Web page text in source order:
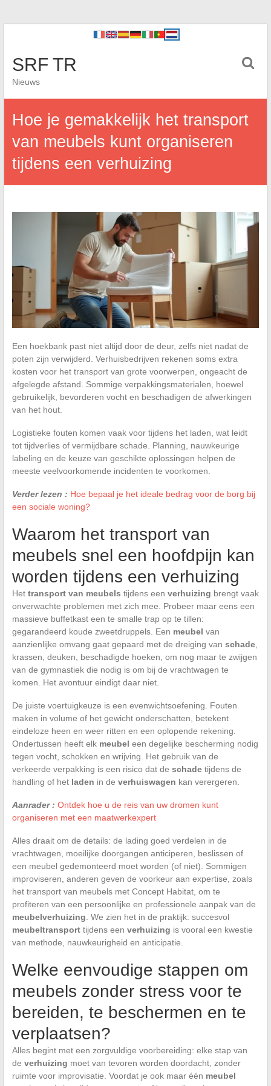
SRF TR
Nieuws
Hoe je gemakkelijk het transport
van meubels kunt organiseren
tijdens een verhuizing
Een hoekbank past niet altijd door de deur, zelfs niet nadat de
poten zijn verwijderd. Verhuisbedrijven rekenen soms extra
kosten voor het transport van grote voorwerpen, ongeacht de
afgelegde afstand. Sommige verpakkingsmaterialen, hoewel
gebruikelijk, bevorderen vocht en beschadigen de afwerkingen
van het hout.
Logistieke fouten komen vaak voor tijdens het laden, wat leidt
tot tijdverlies of vermijdbare schade. Planning, nauwkeurige
labeling en de keuze van geschikte oplossingen helpen de
meeste veelvoorkomende incidenten te voorkomen.
Verder lezen : Hoe bepaal je het ideale bedrag voor de borg bij
een sociale woning?
Waarom het transport van
meubels snel een hoofdpijn kan
worden tijdens een verhuizing
Het transport van meubels tijdens een verhuizing brengt vaak
onverwachte problemen met zich mee. Probeer maar eens een
massieve buffetkast een te smalle trap op te tillen:
gegarandeerd koude zweetdruppels. Een meubel van
aanzienlijke omvang gaat gepaard met de dreiging van schade,
krassen, deuken, beschadigde hoeken, om nog maar te zwijgen
van de gymnastiek die nodig is om bij de vrachtwagen te
komen. Het avontuur eindigt daar niet.
De juiste voertuigkeuze is een evenwichtsoefening. Fouten
maken in volume of het gewicht onderschatten, betekent
eindeloze heen en weer ritten en een oplopende rekening.
Ondertussen heeft elk meubel een degelijke bescherming nodig
tegen vocht, schokken en wrijving. Het gebruik van de
verkeerde verpakking is een risico dat de schadetijdens de
handling of het laden in de verhuiswagen kan verergeren.
Aanrader : Ontdek hoe u de reis van uw dromen kunt
organiseren met een maatwerkexpert
Alles draait om de details: de lading goed verdelen in de
vrachtwagen, moeilijke doorgangen anticiperen, beslissen of
een meubel gedemonteerd moet worden (of niet). Sommigen
improviseren, anderen geven de voorkeur aan expertise, zoals
het transport van meubels met Concept Habitat, om te
profiteren van een persoonlijke en professionele aanpak van de
meubelverhuizing . We zien het in de praktijk: succesvol
meubeltransporttijdens een verhuizing is vooral een kwestie
van methode, nauwkeurigheid en anticipatie.
Welke eenvoudige stappen om
meubels zonder stress voor te
bereiden, te beschermen en te
verplaatsen?
Alles begint met een zorgvuldige voorbereiding: elke stap van
de verhuizing moet van tevoren worden doordacht, zonder
ruimte voor improvisatie. Voordat je ook maar één meubel